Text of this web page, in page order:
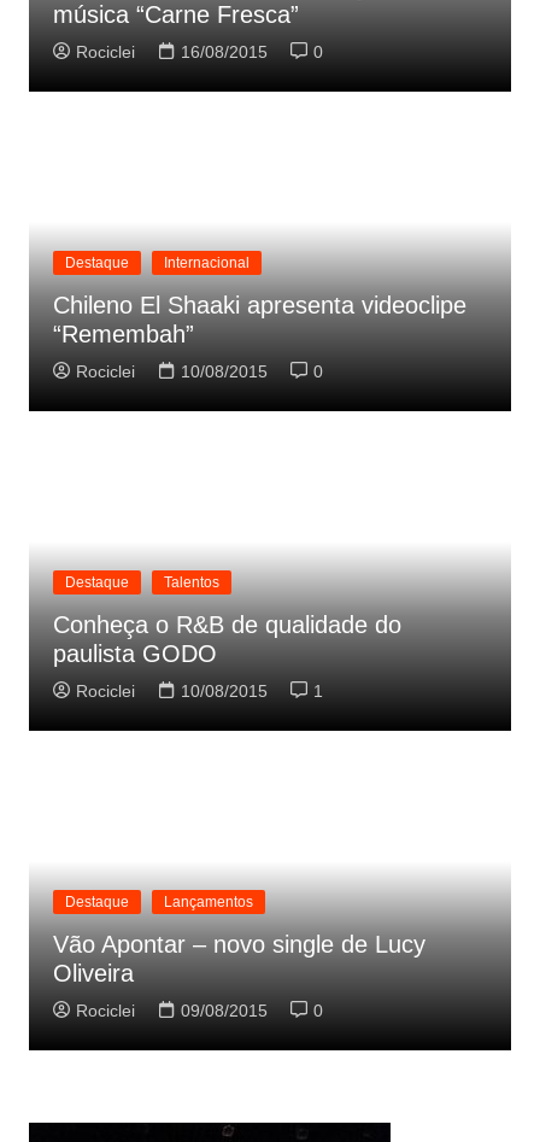
música “Carne Fresca”
Rociclei 16/08/2015 0
Destaque Internacional
Chileno El Shaaki apresenta videoclipe
“Remembah”
Rociclei 10/08/2015 0
Destaque Talentos
Conheça o R&B de qualidade do
paulista GODO
Rociclei 10/08/2015 1
Destaque Lançamentos
Vão Apontar – novo single de Lucy
Oliveira
Rociclei 09/08/2015 0